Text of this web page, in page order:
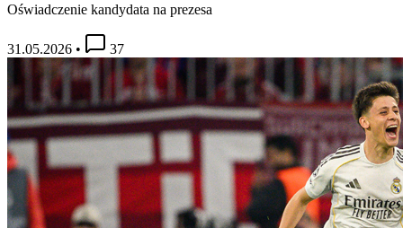
Oświadczenie kandydata na prezesa
31.05.2026 • 37